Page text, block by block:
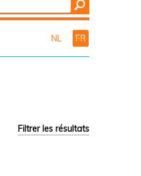
NL FR
Filtrer les résultats